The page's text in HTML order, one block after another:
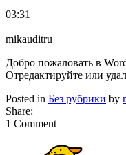
03:31
mikauditru
Добро пожаловать в
Отредактируйте или
Posted in Без рубрики by
Share:
1 Comment